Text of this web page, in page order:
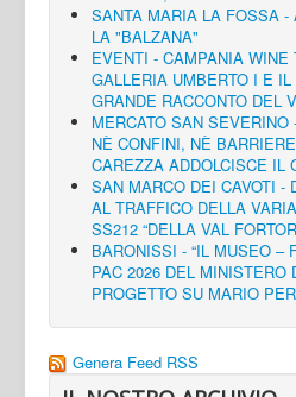
SANTA MARIA LA FOSSA -
LA "BALZANA"
EVENTI - CAMPANIA WINE
GALLERIA UMBERTO I E
GRANDE RACCONTO DEL
MERCATO SAN
NÈ CONFINI, NÈ
CAREZZA ADDOLCISCE IL
SAN MARCO DEI CAVOTI -
AL TRAFFICO DELLA
SS212 “DELLA VAL
BARONISSI - “IL MUSEO –
PAC 2026 DEL MINISTERO
PROGETTO SU MARIO
Genera Feed RSS